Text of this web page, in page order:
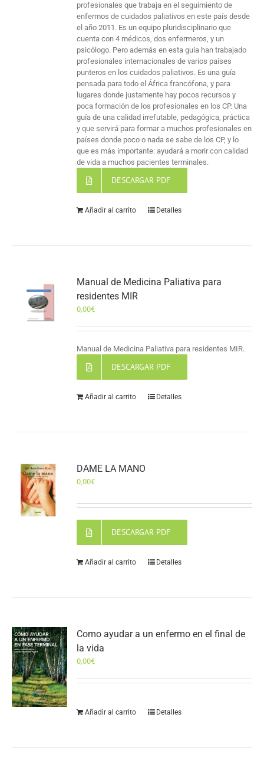
profesionales que trabaja en el seguimiento de
enfermos de cuidados paliativos en este país desde
el año 2011. Es un equipo pluridisciplinario que
cuenta con 4 médicos, dos enfermeros, y un
psicólogo. Pero además en esta guía han trabajado
profesionales internacionales de varios países
punteros en los cuidados paliativos. Es una guía
pensada para todo el África francófona, y para
lugares donde justamente hay pocos recursos y
poca formación de los profesionales en los CP. Una
guía de una calidad irrefutable, pedagógica, práctica
y que servirá para formar a muchos profesionales en
países donde poco o nada se sabe de los CP, y lo
que es más importante: ayudará a morir con calidad
de vida a muchos pacientes terminales.
DESCARGAR PDF
Añadir al carrito Detalles
Manual de Medicina Paliativa para
residentes MIR
0,00€
Manual de Medicina Paliativa para residentes MIR.
DESCARGAR PDF
Añadir al carrito Detalles
DAME LA MANO
0,00€
DESCARGAR PDF
Añadir al carrito Detalles
Como ayudar a un enfermo en el final de
la vida
0,00€
Añadir al carrito Detalles